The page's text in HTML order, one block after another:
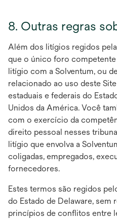
8. Outras regras
Além dos litígios regidos
que o único foro competente
litígio com a Solventum, ou
relacionado ao uso deste
estaduais e federais do
Unidos da América. Você
com o exercício da
direito pessoal nesses
litígio que envolva a
coligadas, empregados,
fornecedores.
Estes termos são regidos
do Estado de Delaware, sem
princípios de conflitos entre